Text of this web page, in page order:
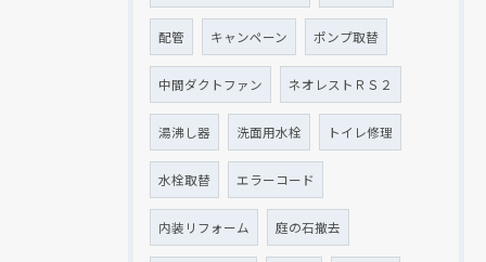
配管 キャンペーン ポンプ取替
中間ダクトファン ネオレストＲＳ２
湯沸し器 洗面用水栓 トイレ修理
水栓取替 エラーコード
内装リフォーム 庭の石撤去